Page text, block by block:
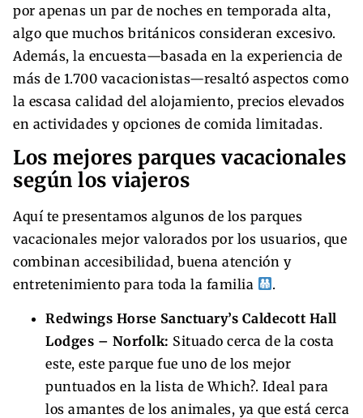
por apenas un par de noches en temporada alta,
algo que muchos británicos consideran excesivo.
Además, la encuesta—basada en la experiencia de
más de 1.700 vacacionistas—resaltó aspectos como
la escasa calidad del alojamiento, precios elevados
en actividades y opciones de comida limitadas.
Los mejores parques vacacionales
según los viajeros
Aquí te presentamos algunos de los parques
vacacionales mejor valorados por los usuarios, que
combinan accesibilidad, buena atención y
entretenimiento para toda la familia
.
Redwings Horse Sanctuary’s Caldecott Hall
Lodges – Norfolk: Situado cerca de la costa
este, este parque fue uno de los mejor
puntuados en la lista de Which?. Ideal para
los amantes de los animales, ya que está cerca